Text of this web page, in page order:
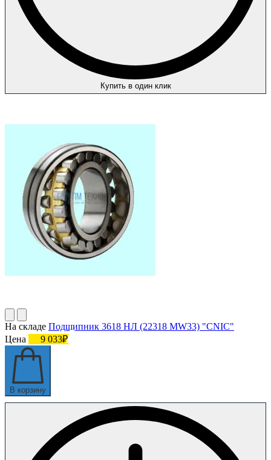
Купить в один клик
На складе Подшипник 3618 НЛ (22318 MW33) "СNIC"
Цена
9 033₽
В корзину